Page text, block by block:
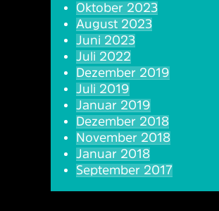
Oktober 2023
August 2023
Juni 2023
Juli 2022
Dezember 2019
Juli 2019
Januar 2019
Dezember 2018
November 2018
Januar 2018
September 2017